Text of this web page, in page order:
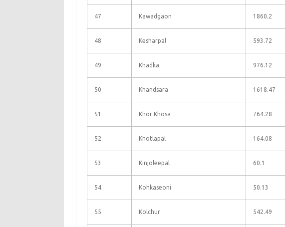
47 Kawadgaon 1860.2
48 Kesharpal 593.72
49 Khadka 976.12
50 Khandsara 1618.47
51 Khor Khosa 764.28
52 Khotlapal 164.08
53 Kinjoleepal 60.1
54 Kohkaseoni 50.13
55 Kolchur 542.49